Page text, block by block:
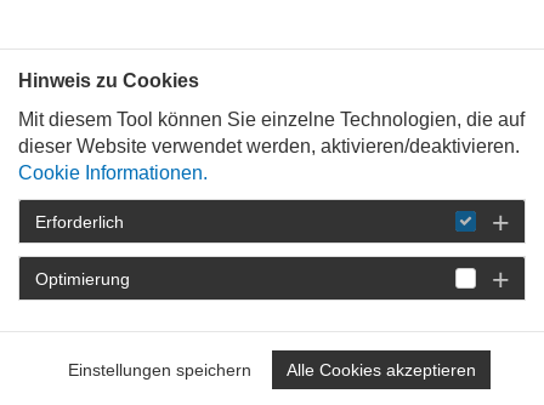
Save the Date!
NAT:26
Der Nachwuchsarchitekt:innentag
P
r
e
v
i
o
N
t
Hinweis zu Cookies
Mit diesem Tool können Sie einzelne Technologien, die auf
dieser Website verwendet werden, aktivieren/deaktivieren.
Cookie Informationen.
Erforderlich
Optimierung
Einstellungen speichern Alle Cookies akzeptieren